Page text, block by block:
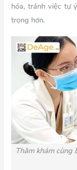
hóa, tránh việc tự
trọng hơn.
Thăm khám cùng